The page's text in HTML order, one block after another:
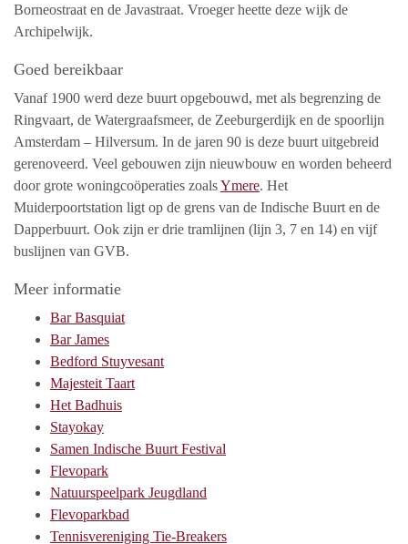
Borneostraat en de Javastraat. Vroeger heette deze wijk de
Archipelwijk.
Goed bereikbaar
Vanaf 1900 werd deze buurt opgebouwd, met als begrenzing de
Ringvaart, de Watergraafsmeer, de Zeeburgerdijk en de spoorlijn
Amsterdam – Hilversum. In de jaren 90 is deze buurt uitgebreid
gerenoveerd. Veel gebouwen zijn nieuwbouw en worden beheerd
door grote woningcoöperaties zoalsYmere. Het
Muiderpoortstation ligt op de grens van de Indische Buurt en de
Dapperbuurt. Ook zijn er drie tramlijnen (lijn 3, 7 en 14) en vijf
buslijnen van GVB.
Meer informatie
Bar Basquiat
Bar James
Bedford Stuyvesant
Majesteit Taart
Het Badhuis
Stayokay
Samen Indische Buurt Festival
Flevopark
Natuurspeelpark Jeugdland
Flevoparkbad
Tennisvereniging Tie-Breakers